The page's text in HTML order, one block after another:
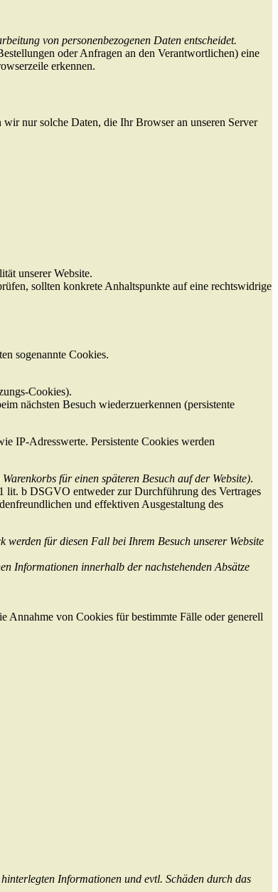
von personenbezogenen Daten entscheidet.
oder Anfragen an den Verantwortlichen) eine
erkennen.
nur solche Daten, die Ihr Browser an unseren Server
unserer Website.
sollten konkrete Anhaltspunkte auf eine rechtswidrige
sogenannte Cookies.
Cookies).
nächsten Besuch wiederzuerkennen (persistente
IP-Adresswerte. Persistente Cookies werden
für einen späteren Besuch auf der Website).
lit. b DSGVO entweder zur Durchführung des Vertrages
und effektiven Ausgestaltung des
werden für diesen Fall bei Ihrem Besuch unserer Website
Informationen innerhalb der nachstehenden Absätze
Annahme von Cookies für bestimmte Fälle oder generell
Informationen und evtl. Schäden durch das